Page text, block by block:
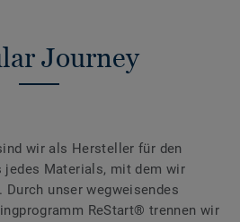
Journey
wir als Hersteller für den
jedes Materials, mit dem wir
unser wegweisendes
ReStart® trennen wir